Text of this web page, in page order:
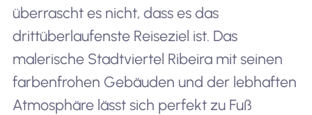
überrascht es nicht, dass es das
drittüberlaufenste Reiseziel ist. Das
malerische Stadtviertel Ribeira mit seinen
farbenfrohen Gebäuden und der lebhaften
Atmosphäre lässt sich perfekt zu Fuß